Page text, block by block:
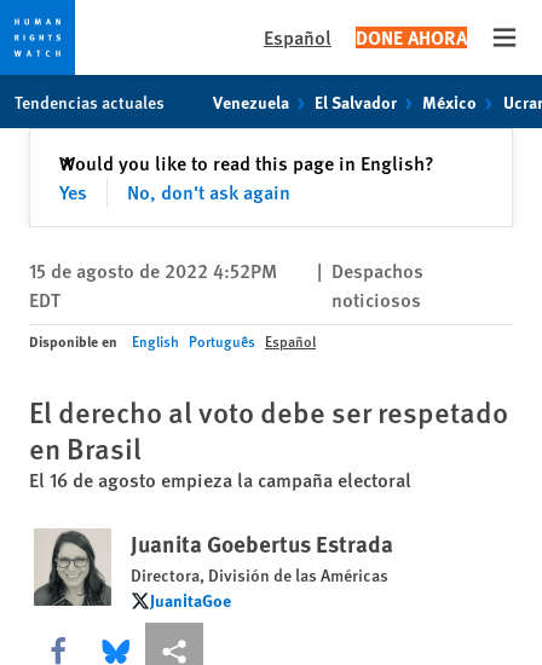
content
Español DONE AHORA
Tendencias actuales Venezuela El Salvador México
Would you like to read this page in English?
Yes
No, don't ask again
✕Cerrar
15 de agosto de 2022 4:52PM
EDT
| Despachos
noticiosos
Disponible en English Português Español
El derecho al voto debe ser respetado
en Brasil
El 16 de agosto empieza la campaña electoral
Juanita Goebertus Estrada
Directora, División de las Américas
JuanitaGoe
JuanitaGoe
Share this via Facebook
Share this via Bluesky
Share this via Compartir